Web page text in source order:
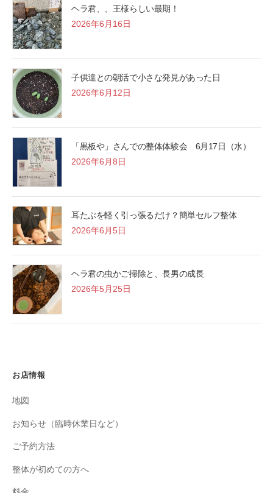
ヘラ君、、王様らしい最期！
2026年6月16日
子供達との朝活で小さな発見があった日
2026年6月12日
「黒板や」さんでの整体体験会 6月17日（水）
2026年6月8日
耳たぶを軽く引っ張るだけ？簡単セルフ整体
2026年6月5日
ヘラ君の虫かご掃除と、長男の成長
2026年5月25日
お店情報
地図
お知らせ（臨時休業日など）
ご予約方法
整体が初めての方へ